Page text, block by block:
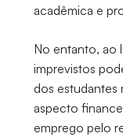
acadêmica e
No entanto, ao
imprevistos
dos estudantes
aspecto
emprego pelo